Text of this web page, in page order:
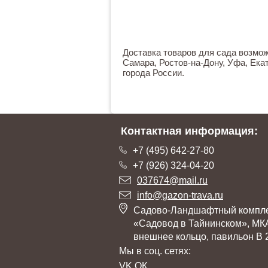
Системный фунгицид для
газона
растений
Фунгициды для малины
Фунгициды для груши
Фунгициды для смородины
виноградников
Фунгициды для
крыжовника
Фунгициды от парши
Фунгициды от монилиоза
Доставка товаров для сада
Самара, Ростов-на-Дону, Уфа,
города России.
Контактная информация:
+7 (495) 642-27-80
+7 (926) 324-04-20
037674@mail.ru
info@gazon-trava.ru
Садово-Ландшафтный
«Садовод в Тайнинском»,
внешнее кольцо, павильон В
Мы в соц. сетях:
VK ОК